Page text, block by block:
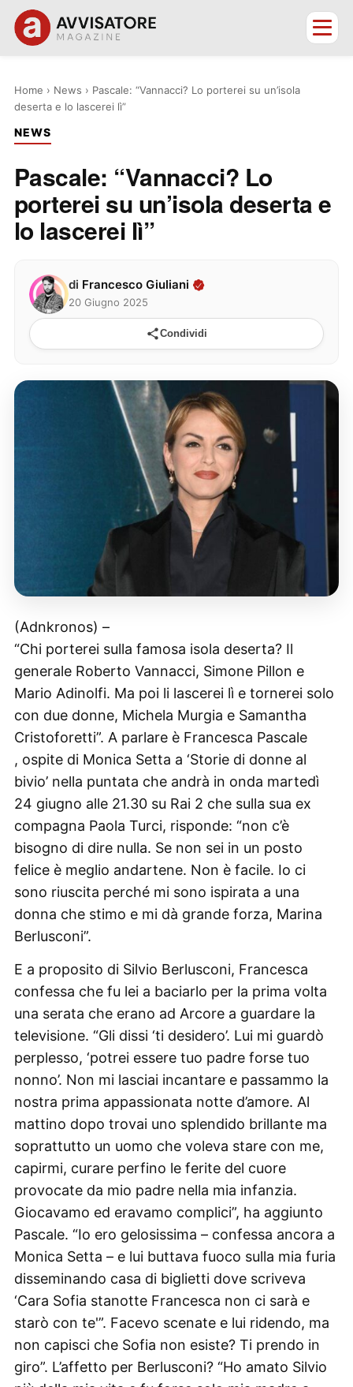
Home › News › Pascale: “Vannacci? Lo porterei su un’isola
deserta e lo lascerei lì”
NEWS
Pascale: “Vannacci? Lo
porterei su un’isola deserta e
lo lascerei lì”
di Francesco Giuliani
20 Giugno 2025
Condividi
(Adnkronos) –
“Chi porterei sulla famosa isola deserta? Il
generale Roberto Vannacci, Simone Pillon e
Mario Adinolfi. Ma poi li lascerei lì e tornerei solo
con due donne, Michela Murgia e Samantha
Cristoforetti”. A parlare è Francesca Pascale
, ospite di Monica Setta a ‘Storie di donne al
bivio’ nella puntata che andrà in onda martedì
24 giugno alle 21.30 su Rai 2 che sulla sua ex
compagna Paola Turci, risponde: “non c’è
bisogno di dire nulla. Se non sei in un posto
felice è meglio andartene. Non è facile. Io ci
sono riuscita perché mi sono ispirata a una
donna che stimo e mi dà grande forza, Marina
Berlusconi”.
E a proposito di Silvio Berlusconi, Francesca
confessa che fu lei a baciarlo per la prima volta
una serata che erano ad Arcore a guardare la
televisione. “Gli dissi ‘ti desidero’. Lui mi guardò
perplesso, ‘potrei essere tuo padre forse tuo
nonno’. Non mi lasciai incantare e passammo la
nostra prima appassionata notte d’amore. Al
mattino dopo trovai uno splendido brillante ma
soprattutto un uomo che voleva stare con me,
capirmi, curare perfino le ferite del cuore
provocate da mio padre nella mia infanzia.
Giocavamo ed eravamo complici”, ha aggiunto
Pascale. “Io ero gelosissima – confessa ancora a
Monica Setta – e lui buttava fuoco sulla mia furia
disseminando casa di biglietti dove scriveva
‘Cara Sofia stanotte Francesca non ci sarà e
starò con te'”. Facevo scenate e lui ridendo, ma
non capisci che Sofia non esiste? Ti prendo in
giro”. L’affetto per Berlusconi? “Ho amato Silvio